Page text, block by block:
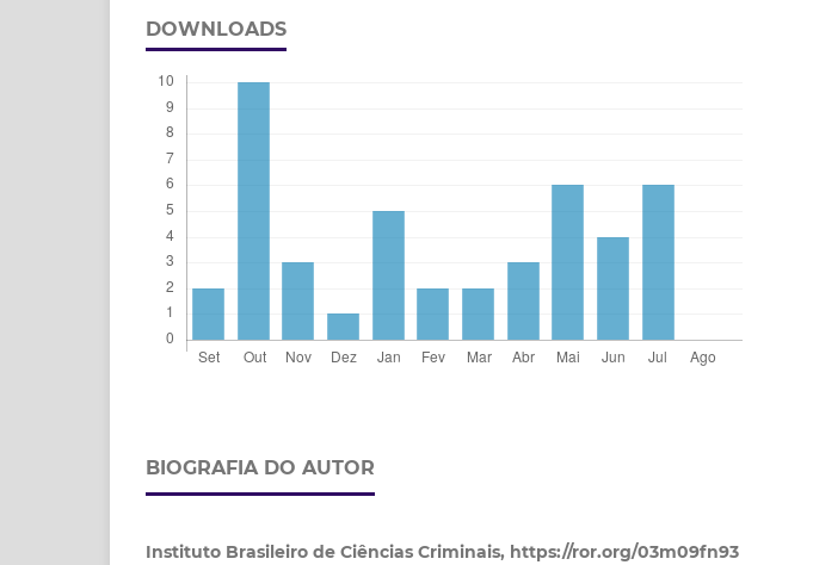
DOWNLOADS
BIOGRAFIA DO AUTOR
Instituto Brasileiro de Ciências Criminais, https://ror.org/03m09fn93